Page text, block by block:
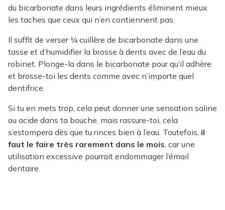
du bicarbonate dans leurs ingrédients éliminent mieux
les taches que ceux qui n’en contiennent pas.
Il suffit de verser ¼ cuillère de bicarbonate dans une
tasse et d’humidifier la brosse à dents avec de l’eau du
robinet. Plonge-la dans le bicarbonate pour qu’il adhère
et brosse-toi les dents comme avec n’importe quel
dentifrice.
Si tu en mets trop, cela peut donner une sensation saline
ou acide dans ta bouche, mais rassure-toi, cela
s’estompera dès que tu rinces bien à l’eau. Toutefois, il
faut le faire très rarement dans le mois, car une
utilisation excessive pourrait endommager l’émail
dentaire.